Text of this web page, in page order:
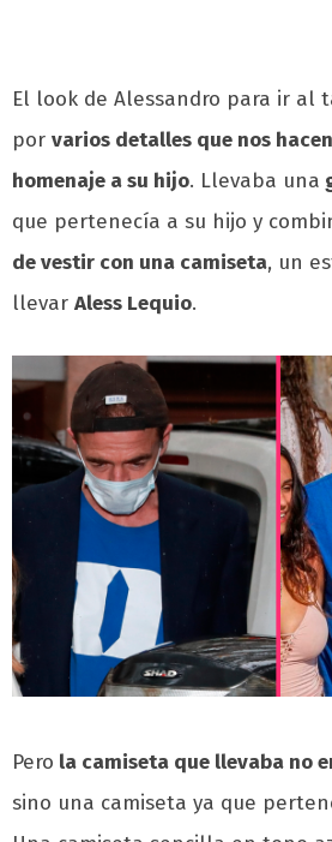
El look de Alessandro para ir al
por varios detalles que nos
homenaje a su hijo. Llevaba una
que pertenecía a su hijo y
de vestir con una camiseta, un
llevar Aless Lequio.
Pero la camiseta que llevaba no
sino una camiseta ya que